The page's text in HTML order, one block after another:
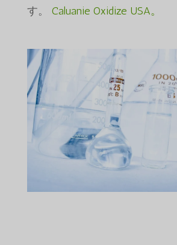
す。 Caluanie Oxidize USA。